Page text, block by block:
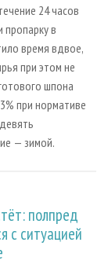
24 часов
в
время вдвое,
при этом не
шпона
при нормативе
— зимой.
полпред
с ситуацией